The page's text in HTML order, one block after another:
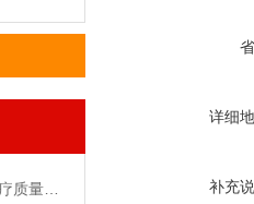
详细
补充